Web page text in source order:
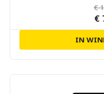
€
€
IN